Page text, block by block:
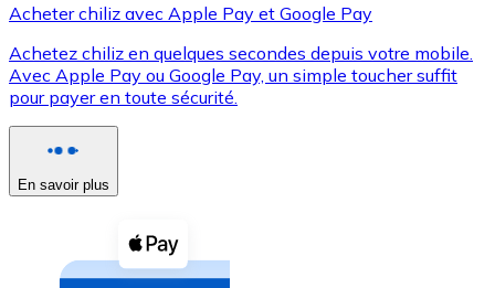
XRP
XRP
Voir toutes
Coupons crypto
Achetez des cryptomonnaies en espèces et d'autres
Acheter chiliz avec Apple Pay et Google Pay
Achetez chiliz en quelques secondes depuis votre mobile.
Avec Apple Pay ou Google Pay, un simple toucher suffit
pour payer en toute sécurité.
En savoir plus